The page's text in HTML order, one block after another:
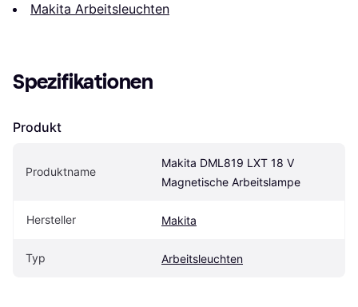
Makita Arbeitsleuchten
Spezifikationen
Produkt
Produktname
Makita DML819 LXT 18 V
Magnetische Arbeitslampe
Hersteller Makita
Typ Arbeitsleuchten